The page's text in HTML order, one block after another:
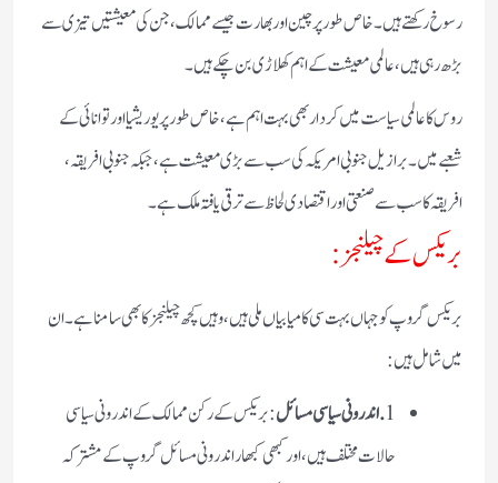
رسوخ رکھتے ہیں۔ خاص طور پر چین اور بھارت جیسے ممالک، جن کی معیشتیں تیزی سے
بڑھ رہی ہیں، عالمی معیشت کے اہم کھلاڑی بن چکے ہیں۔
روس کا عالمی سیاست میں کردار بھی بہت اہم ہے، خاص طور پر یوریشیا اور توانائی کے
شعبے میں۔ برازیل جنوبی امریکہ کی سب سے بڑی معیشت ہے، جبکہ جنوبی افریقہ،
افریقہ کا سب سے صنعتی اور اقتصادی لحاظ سے ترقی یافتہ ملک ہے۔
بریکس کے چیلنجز:
بریکس گروپ کو جہاں بہت سی کامیابیاں ملی ہیں، وہیں کچھ چیلنجز کا بھی سامنا ہے۔ ان
میں شامل ہیں:
1. اندرونی سیاسی مسائل: بریکس کے رکن ممالک کے اندرونی سیاسی
حالات مختلف ہیں، اور کبھی کبھار اندرونی مسائل گروپ کے مشترکہ